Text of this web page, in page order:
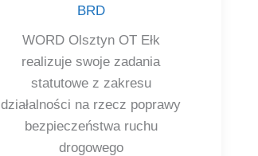
BRD
WORD Olsztyn OT Ełk
realizuje swoje zadania
statutowe z zakresu
działalności na rzecz poprawy
bezpieczeństwa ruchu
drogowego